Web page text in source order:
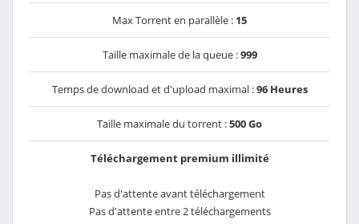
Max Torrent en parallèle : 15
Taille maximale de la queue :999
Temps de download et d'upload maximal :96 Heures
Taille maximale du torrent :500 Go
Téléchargement premium illimité
Pas d'attente avant téléchargement
Pas d'attente entre 2 téléchargements